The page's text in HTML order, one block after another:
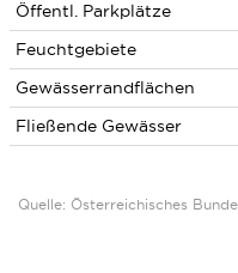
Öffentl. Parkplätze
Feuchtgebiete
Gewässerrandflächen
Fließende Gewässer
Quelle: Österreichisches